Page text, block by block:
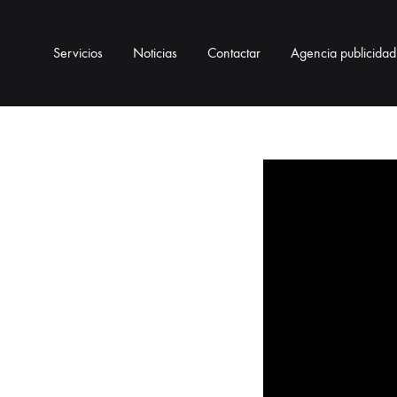
Servicios Noticias Contactar Agencia publicidad